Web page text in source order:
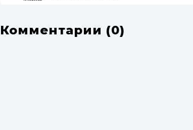
Комментарии (0)